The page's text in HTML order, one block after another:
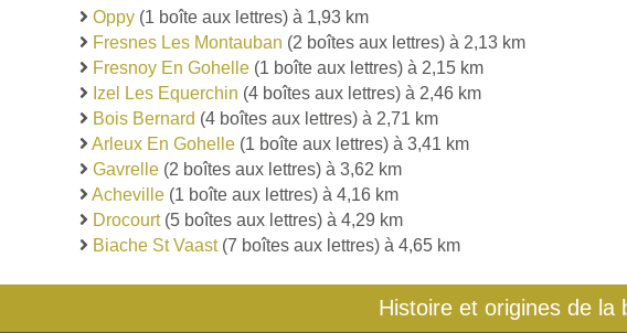
Oppy (1 boîte aux lettres) à 1,93 km
Fresnes Les Montauban (2 boîtes aux lettres) à 2,13 km
Fresnoy En Gohelle (1 boîte aux lettres) à 2,15 km
Izel Les Equerchin (4 boîtes aux lettres) à 2,46 km
Bois Bernard (4 boîtes aux lettres) à 2,71 km
Arleux En Gohelle (1 boîte aux lettres) à 3,41 km
Gavrelle (2 boîtes aux lettres) à 3,62 km
Acheville (1 boîte aux lettres) à 4,16 km
Drocourt(5 boîtes aux lettres) à 4,29 km
Biache St Vaast(7 boîtes aux lettres) à 4,65 km
Histoire et origines de